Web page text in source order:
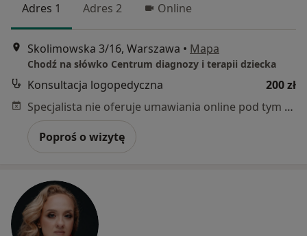
Adres 1 Adres 2 Online
Skolimowska 3/16, Warszawa • Mapa
Chodź na słówko Centrum diagnozy i terapii dziecka
Konsultacja logopedyczna
200 zł
Specjalista nie oferuje umawiania online pod tym adresem.
Poproś o wizytę